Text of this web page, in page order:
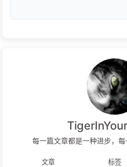
每一篇文章都是一种进步，
文章 标签